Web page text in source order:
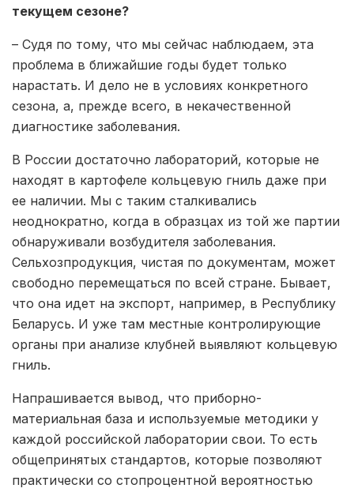
текущем сезоне?
– Судя по тому, что мы сейчас наблюдаем, эта
проблема в ближайшие годы будет только
нарастать. И дело не в условиях конкретного
сезона, а, прежде всего, в некачественной
диагностике заболевания.
В России достаточно лабораторий, которые не
находят в картофеле кольцевую гниль даже при
ее наличии. Мы с таким сталкивались
неоднократно, когда в образцах из той же партии
обнаруживали возбудителя заболевания.
Сельхозпродукция, чистая по документам, может
свободно перемещаться по всей стране. Бывает,
что она идет на экспорт, например, в Республику
Беларусь. И уже там местные контролирующие
органы при анализе клубней выявляют кольцевую
гниль.
Напрашивается вывод, что приборно-
материальная база и используемые методики у
каждой российской лаборатории свои. То есть
общепринятых стандартов, которые позволяют
практически со стопроцентной вероятностью